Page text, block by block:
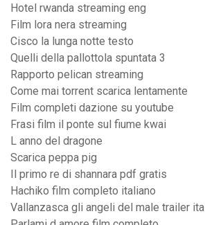
Hotel rwanda streaming eng
Film lora nera streaming
Cisco la lunga notte testo
Quelli della pallottola spuntata 3
Rapporto pelican streaming
Come mai torrent scarica lentamente
Film completi dazione su youtube
Frasi film il ponte sul fiume kwai
L anno del dragone
Scarica peppa pig
Il primo re di shannara pdf gratis
Hachiko film completo italiano
Vallanzasca gli angeli del male trailer ita